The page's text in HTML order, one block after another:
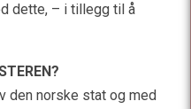
dette, – i tillegg til å
den norske stat og med